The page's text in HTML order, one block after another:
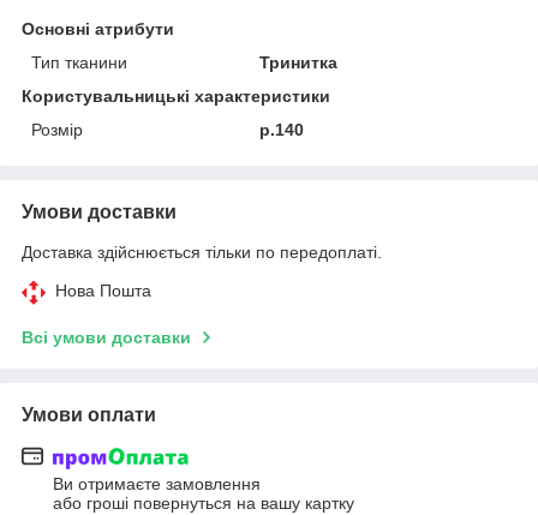
Основні атрибути
Тип тканини
Тринитка
Користувальницькі характеристики
Розмір
р.140
Умови доставки
Доставка здійснюється тільки по передоплаті.
Нова Пошта
Всі умови доставки
Умови оплати
Ви отримаєте замовлення
або гроші повернуться на вашу картку